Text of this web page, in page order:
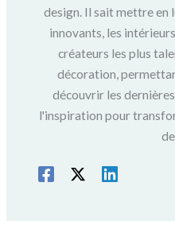
design. Il sait mettre en
innovants, les
créateurs les plus
décoration,
découvrir les
l'inspiration pour